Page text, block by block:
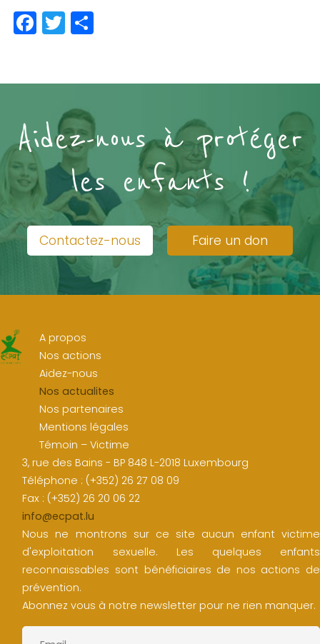
Facebook
Twitter
Aidez-nous à protéger
les enfants !
Contactez-nous Faire un don
A propos
Nos actions
Aidez-nous
Nos actualites
Nos partenaires
Mentions légales
Témoin – Victime
3, rue des Bains - BP 848 L-2018 Luxembourg
Téléphone : (+352) 26 27 08 09
Fax : (+352) 26 20 06 22
info@ecpat.lu
Nous ne montrons sur ce site aucun enfant victime
d'exploitation sexuelle. Les quelques enfants
reconnaissables sont bénéficiaires de nos actions de
prévention.
Abonnez vous à notre newsletter pour ne rien manquer.